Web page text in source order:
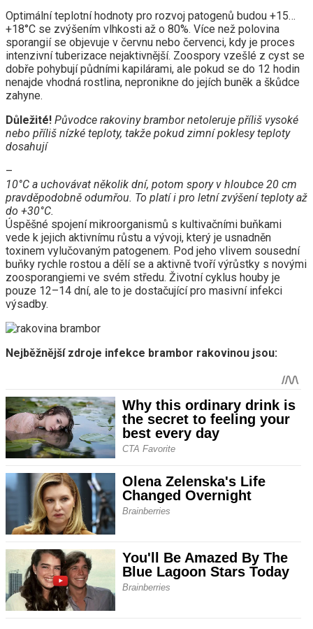
Optimální teplotní hodnoty pro rozvoj patogenů budou +15…
+18°C se zvýšením vlhkosti až o 80%. Více než polovina
sporangií se objevuje v červnu nebo červenci, kdy je proces
intenzivní tuberizace nejaktivnější. Zoospory vzešlé z cyst se
dobře pohybují půdními kapilárami, ale pokud se do 12 hodin
nenajde vhodná rostlina, nepronikne do jejích buněk a škůdce
zahyne.
Důležité! Původce rakoviny brambor netoleruje příliš vysoké
nebo příliš nízké teploty, takže pokud zimní poklesy teploty
dosahují
–
10°C a uchovávat několik dní, potom spory v hloubce 20 cm
pravděpodobně odumřou. To platí i pro letní zvýšení teploty až
do +30°C.
Úspěšné spojení mikroorganismů s kultivačními buňkami
vede k jejich aktivnímu růstu a vývoji, který je usnadněn
toxinem vylučovaným patogenem. Pod jeho vlivem sousední
buňky rychle rostou a dělí se a aktivně tvoří výrůstky s novými
zoosporangiemi ve svém středu. Životní cyklus houby je
pouze 12–14 dní, ale to je dostačující pro masivní infekci
výsadby.
Nejběžnější zdroje infekce brambor rakovinou jsou: